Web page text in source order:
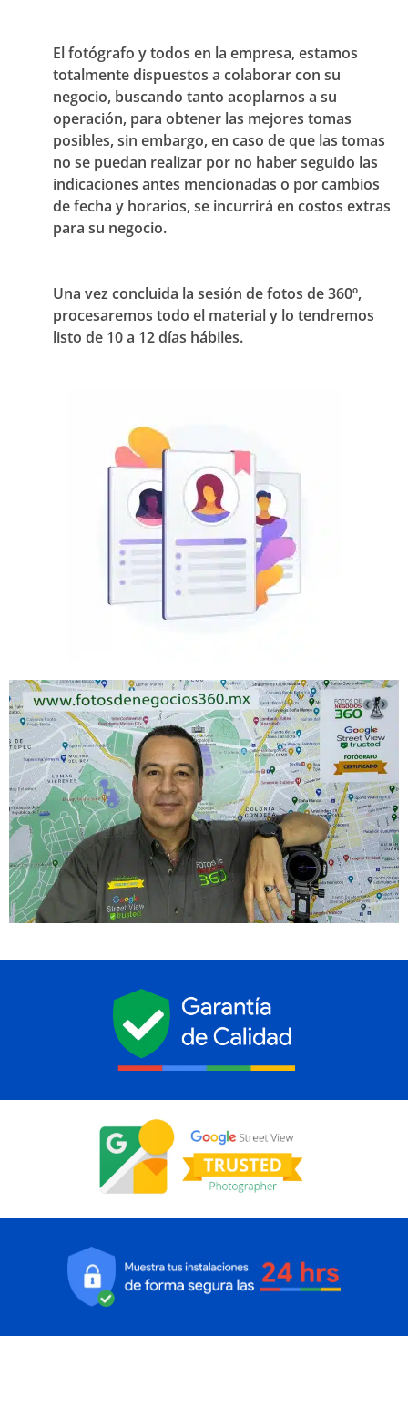
El fotógrafo y todos en la empresa, estamos
totalmente dispuestos a colaborar con su
negocio, buscando tanto acoplarnos a su
operación, para obtener las mejores tomas
posibles, sin embargo, en caso de que las tomas
no se puedan realizar por no haber seguido las
indicaciones antes mencionadas o por cambios
de fecha y horarios, se incurrirá en costos extras
para su negocio.
Una vez concluida la sesión de fotos de 360º,
procesaremos todo el material y lo tendremos
listo de 10 a 12 días hábiles.